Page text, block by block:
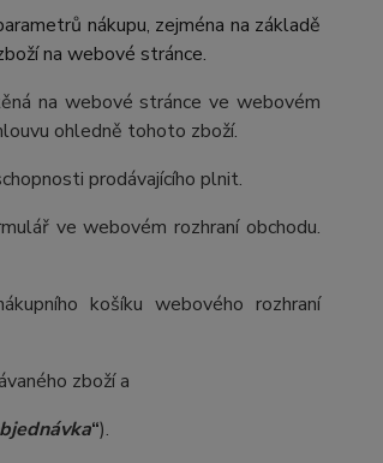
nákupu, zejména na základě
na webové stránce.
na webové stránce ve webovém
ohledně tohoto zboží.
prodávajícího plnit.
ve webovém rozhraní obchodu.
košíku webového rozhraní
zboží a
“).